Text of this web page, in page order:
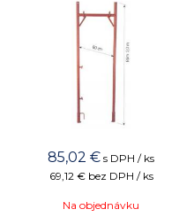
85,02 € s DPH / ks
69,12 € bez DPH / ks
Na objednávku